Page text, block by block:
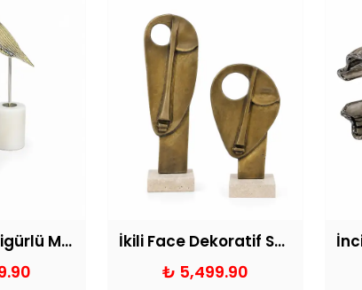
Gümüş Kuş Figürlü Mermer Kaideli Dekoratif Biblo İkili Face Dekoratif Soyut Heykel
₺ 5,499.90